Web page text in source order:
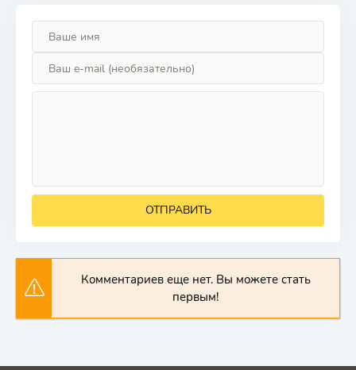
ОТПРАВИТЬ
Комментариев еще нет. Вы можете стать
первым!